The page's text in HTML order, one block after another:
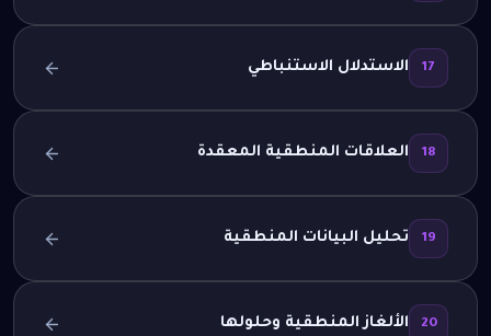
17 الاستدلال الاستنباطي
18 العلاقات المنطقية المعقدة
19 تحليل البيانات المنطقية
20 الألغاز المنطقية وحلولها